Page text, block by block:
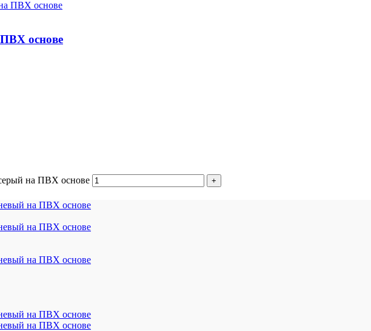
основе
на ПВХ основе